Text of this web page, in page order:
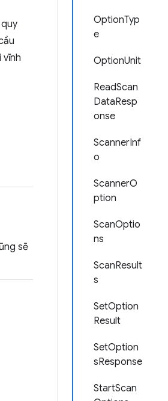
OptionTyp
e
OptionUnit
ReadScan
DataResp
onse
ScannerInf
o
ScannerO
ption
ScanOptio
ns
ScanResult
s
SetOption
Result
SetOption
sResponse
StartScan
vĩnh
sẽ